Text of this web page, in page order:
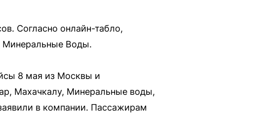
Согласно онлайн-табло,
Минеральные Воды.
8 мая из Москвы и
Махачкалу, Минеральные воды,
в компании. Пассажирам